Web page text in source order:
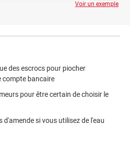
Voir un exemple
des escrocs pour piocher
compte bancaire
pour être certain de choisir le
d'amende si vous utilisez de l'eau